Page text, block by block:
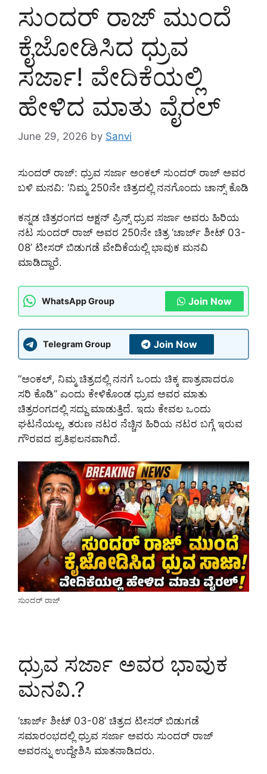
ಸುಂದರ್ ರಾಜ್ ಮುಂದೆ
ಕೈಜೋಡಿಸಿದ ಧ್ರುವ
ಸರ್ಜಾ! ವೇದಿಕೆಯಲ್ಲಿ
ಹೇಳಿದ ಮಾತು ವೈರಲ್
June 29, 2026 by Sanvi
ಸುಂದರ್ ರಾಜ್: ಧ್ರುವ ಸರ್ಜಾ ಅಂಕಲ್ ಸುಂದರ್ ರಾಜ್ ಅವರ
ಬಳಿ ಮನವಿ: ‘ನಿಮ್ಮ 250ನೇ ಚಿತ್ರದಲ್ಲಿ ನನಗೊಂದು ಚಾನ್ಸ್ ಕೊಡಿ
ಕನ್ನಡ ಚಿತ್ರರಂಗದ ಆಕ್ಷನ್ ಪ್ರಿನ್ಸ್ ಧ್ರುವ ಸರ್ಜಾ ಅವರು ಹಿರಿಯ
ನಟ ಸುಂದರ್ ರಾಜ್ ಅವರ 250ನೇ ಚಿತ್ರ ‘ಚಾರ್ಜ್ ಶೀಟ್ 03-
08’ ಟೀಸರ್ ಬಿಡುಗಡೆ ವೇದಿಕೆಯಲ್ಲಿ ಭಾವುಕ ಮನವಿ
ಮಾಡಿದ್ದಾರೆ.
WhatsApp Group Join Now
Telegram Group Join Now
“ಅಂಕಲ್, ನಿಮ್ಮ ಚಿತ್ರದಲ್ಲಿ ನನಗೆ ಒಂದು ಚಿಕ್ಕ ಪಾತ್ರವಾದರೂ
ಸರಿ ಕೊಡಿ” ಎಂದು ಕೇಳಿಕೊಂಡ ಧ್ರುವ ಅವರ ಮಾತು
ಚಿತ್ರರಂಗದಲ್ಲಿ ಸದ್ದು ಮಾಡುತ್ತಿದೆ. ಇದು ಕೇವಲ ಒಂದು
ಘಟನೆಯಲ್ಲ, ತರುಣ ನಟರ ನೆಚ್ಚಿನ ಹಿರಿಯ ನಟರ ಬಗ್ಗೆ ಇರುವ
ಗೌರವದ ಪ್ರತಿಫಲನವಾಗಿದೆ.
ಸುಂದರ್ ರಾಜ್
ಧ್ರುವ ಸರ್ಜಾ ಅವರ ಭಾವುಕ
ಮನವಿ.?
‘ಚಾರ್ಜ್ ಶೀಟ್ 03-08’ ಚಿತ್ರದ ಟೀಸರ್ ಬಿಡುಗಡೆ
ಸಮಾರಂಭದಲ್ಲಿ ಧ್ರುವ ಸರ್ಜಾ ಅವರು ಸುಂದರ್ ರಾಜ್
ಅವರನ್ನು ಉದ್ದೇಶಿಸಿ ಮಾತನಾಡಿದರು.